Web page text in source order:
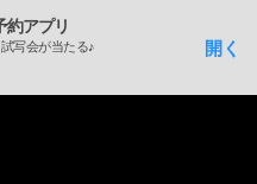
約アプリ
写会が当たる♪ 開く